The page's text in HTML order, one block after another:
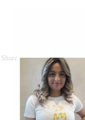
Share